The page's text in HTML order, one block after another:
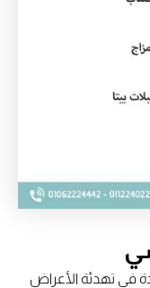
في تهدئة الأعراض